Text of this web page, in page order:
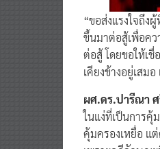
“ขอส่งแรงใจถึ
ขึ้นมาต่อสู้เพื่อค
ต่อสู้ โดยขอให้เ
เคียงข้างอยู่เสม
ผศ.ดร.ปารีณา
ในแง่ที่เป็นการคุ้
คุ้มครองเหยื่อ แ
เพราะคดีลักษณ